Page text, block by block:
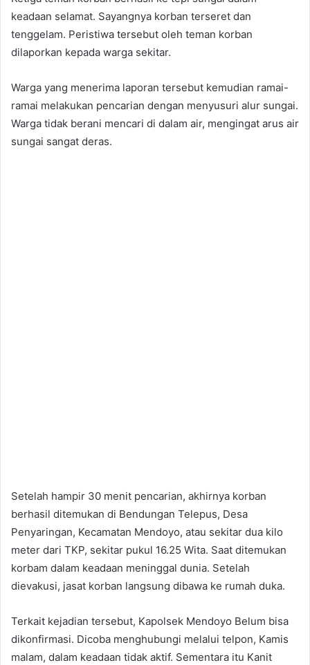
keadaan selamat. Sayangnya korban terseret dan
tenggelam. Peristiwa tersebut oleh teman korban
dilaporkan kepada warga sekitar.
Warga yang menerima laporan tersebut kemudian ramai-
ramai melakukan pencarian dengan menyusuri alur sungai.
Warga tidak berani mencari di dalam air, mengingat arus air
sungai sangat deras.
Setelah hampir 30 menit pencarian, akhirnya korban
berhasil ditemukan di Bendungan Telepus, Desa
Penyaringan, Kecamatan Mendoyo, atau sekitar dua kilo
meter dari TKP, sekitar pukul 16.25 Wita. Saat ditemukan
korbam dalam keadaan meninggal dunia. Setelah
dievakusi, jasat korban langsung dibawa ke rumah duka.
Terkait kejadian tersebut, Kapolsek Mendoyo Belum bisa
dikonfirmasi. Dicoba menghubungi melalui telpon, Kamis
malam, dalam keadaan tidak aktif. Sementara itu Kanit